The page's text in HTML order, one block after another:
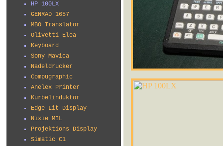
HP 100LX
GENRAD 1657
MBO Translator
Olivetti Elea
Keyboard
Sony Mavica
Nadeldrucker
Compugraphic
Anelex Printer
Kurbelinduktor
Edge Lit Display
Nixie MIL
Projektions Display
Simatic C1